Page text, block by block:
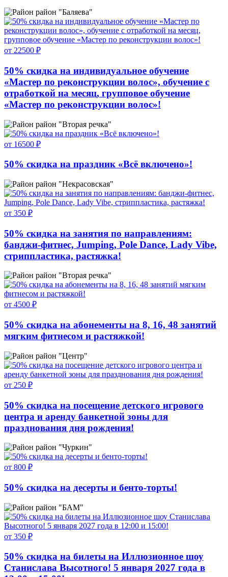
район "Баляева"
от 22500 ₽
50% скидка на индивидуальное обучение
«Мастер по реконструкции волос», обучение с
отработкой на месяц, групповое обучение
«Мастер по реконструкции волос»!
район "Вторая речка"
от 16500 ₽
50% скидка на праздник «Всё включено»!
район "Некрасовская"
от 350 ₽
50% скидка на занятия по направлениям:
банджи-фитнес, Jumping, Pole Dance, Lady Vibe,
стриппластика, растяжка!
район "Вторая речка"
от 4500 ₽
50% скидка на абонементы на 8, 16, 48 занятий
мягким фитнесом и растяжкой!
район "Центр"
от 250 ₽
50% скидка на посещение детского игрового
центра и аренду банкетной зоны для
празднования дня рождения!
район "Чуркин"
от 800 ₽
50% скидка на десерты и бенто-торты!
район "БАМ"
от 350 ₽
50% скидка на билеты на Иллюзионное шоу
Станислава Высотного! 5 января 2027 года в